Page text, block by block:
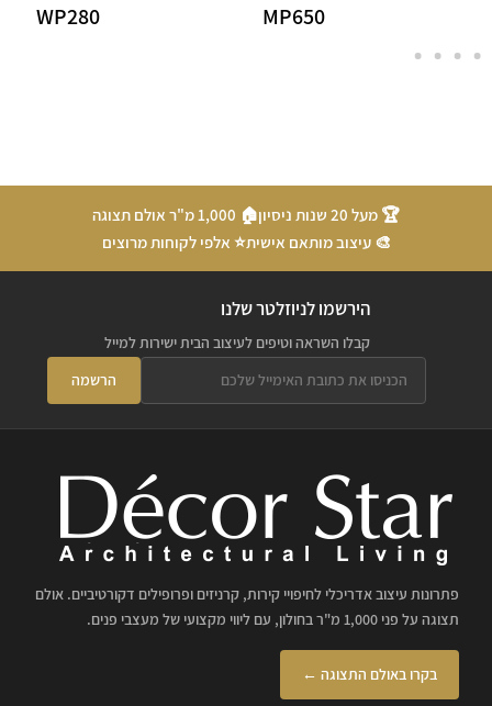
MP650
WP280
🏆 מעל 20 שנות ניסיון
🏠 1,000 מ"ר אולם תצוגה
🎨 עיצוב מותאם אישית⭐ אלפי לקוחות מרוצים
הירשמו לניוזלטר שלנו
קבלו השראה וטיפים לעיצוב הבית ישירות למייל
הרשמה
פתרונות עיצוב אדריכלי לחיפויי קירות, קרניזים ופרופילים דקורטיביים. אולם
תצוגה על פני 1,000 מ"ר בחולון, עם ליווי מקצועי של מעצבי פנים.
בקרו באולם התצוגה ←